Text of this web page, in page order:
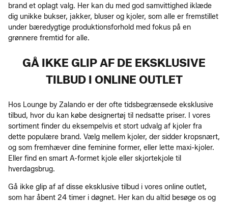
brand et oplagt valg. Her kan du med god samvittighed iklæde
dig unikke bukser, jakker, bluser og kjoler, som alle er fremstillet
under bæredygtige produktionsforhold med fokus på en
grønnere fremtid for alle.
GÅ IKKE GLIP AF DE EKSKLUSIVE
TILBUD I ONLINE OUTLET
Hos Lounge by Zalando er der ofte tidsbegrænsede eksklusive
tilbud, hvor du kan købe designertøj til nedsatte priser. I vores
sortiment finder du eksempelvis et stort udvalg af kjoler fra
dette populære brand. Vælg mellem kjoler, der sidder kropsnært,
og som fremhæver dine feminine former, eller lette maxi-kjoler.
Eller find en smart A-formet kjole eller skjortekjole til
hverdagsbrug.
Gå ikke glip af af disse eksklusive tilbud i vores online outlet,
som har åbent 24 timer i døgnet. Her kan du altid besøge os og